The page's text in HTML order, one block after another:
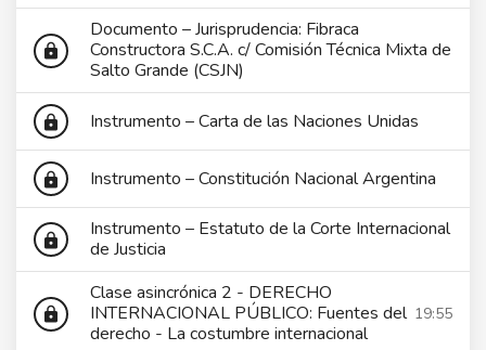
lock
Documento – Jurisprudencia: Fibraca
Constructora S.C.A. c/ Comisión Técnica Mixta de
Salto Grande (CSJN)
lock Instrumento – Carta de las Naciones Unidas
lock Instrumento – Constitución Nacional Argentina
lock
Instrumento – Estatuto de la Corte Internacional
de Justicia
lock
Clase asincrónica 2 - DERECHO
INTERNACIONAL PÚBLICO: Fuentes del
derecho - La costumbre internacional
19:55